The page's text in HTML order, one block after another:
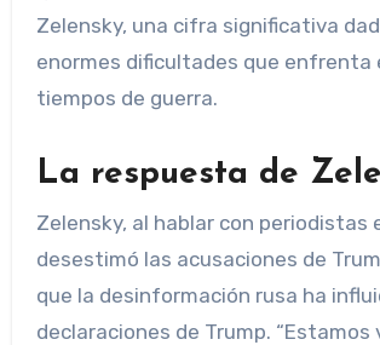
Zelensky, una cifra significativa
enormes dificultades que enfrenta
tiempos de guerra.
La respuesta de
Zelensky, al hablar con periodistas
desestimó las acusaciones de
que la desinformación rusa ha
declaraciones de Trump. “Estamos